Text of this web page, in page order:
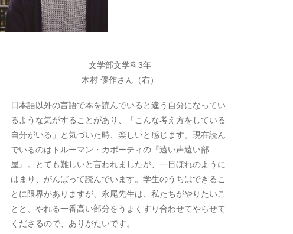
文学部文学科3年
木村 優作さん（右）
日本語以外の言語で本を読んでいると違う自分になってい
るような気がすることがあり、「こんな考え方をしている
自分がいる」と気づいた時、楽しいと感じます。現在読ん
でいるのはトルーマン・カポーティの『遠い声遠い部
屋』。とても難しいと言われましたが、一目ぼれのように
はまり、がんばって読んでいます。学生のうちはできるこ
とに限界がありますが、永尾先生は、私たちがやりたいこ
とと、やれる一番高い部分をうまくすり合わせてやらせて
くださるので、ありがたいです。